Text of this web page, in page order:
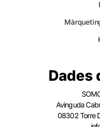
Dades
Avinguda
08302 Torre